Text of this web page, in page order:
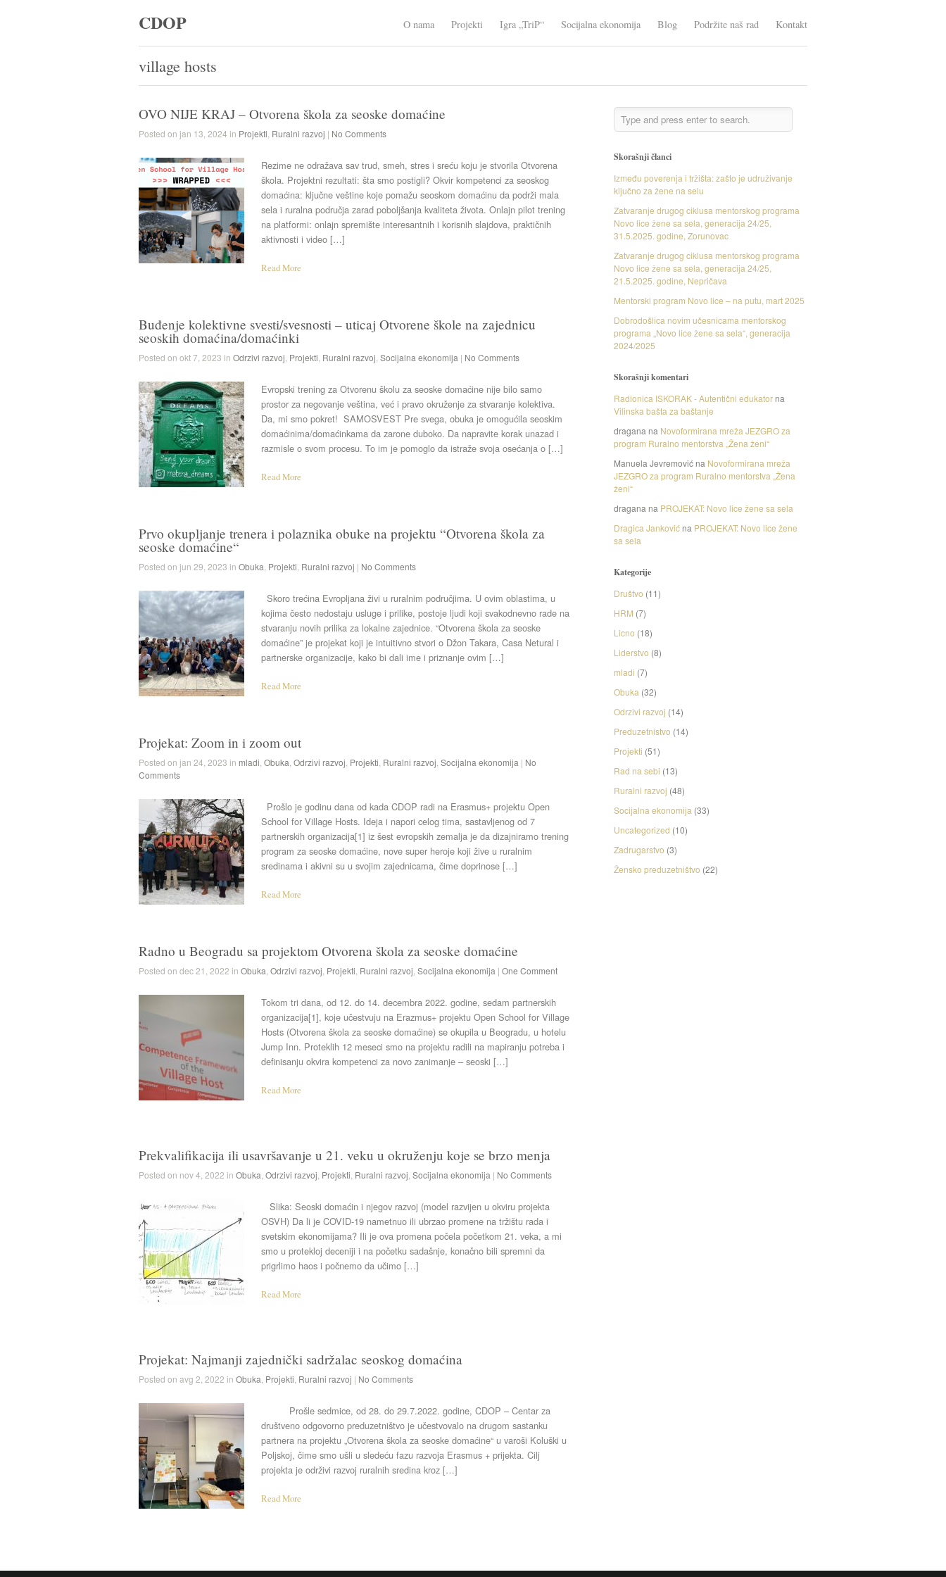
CDOP O nama Projekti Igra „TriP“ Socijalna ekonomija Blog Podržite naš rad Kontakt
village hosts
OVO NIJE KRAJ – Otvorena škola za seoske domaćine
Posted on jan 13, 2024 in Projekti Ruralni razvoj | No Comments
Rezime ne odražava sav trud, smeh, stres i sreću koju je stvorila Otvorena
škola. Projektni rezultati: šta smo postigli? Okvir kompetenci za seoskog
domaćina: ključne veštine koje pomažu seoskom domaćinu da podrži mala
sela i ruralna područja zarad poboljšanja kvaliteta života. Onlajn pilot trening
na platformi: onlajn spremište interesantnih i korisnih slajdova, praktičnih
aktivnosti i video […]
Read More
Buđenje kolektivne svesti/svesnosti – uticaj Otvorene škole na zajednicu
seoskih domaćina/domaćinki
Posted on okt 7, 2023 in Odrzivi razvoj Projekti Ruralni razvoj Socijalna ekonomija | No Comments
Evropski trening za Otvorenu školu za seoske domaćine nije bilo samo
prostor za negovanje veština, već i pravo okruženje za stvaranje kolektiva.
Da, mi smo pokret! SAMOSVEST Pre svega, obuka je omogućila seoskim
domaćinima/domaćinkama da zarone duboko. Da napravite korak unazad i
razmisle o svom procesu. To im je pomoglo da istraže svoja osećanja o […]
Read More
Prvo okupljanje trenera i polaznika obuke na projektu “Otvorena škola za
seoske domaćine“
Posted on jun 29, 2023 in Obuka Projekti Ruralni razvoj | No Comments
Skoro trećina Evropljana živi u ruralnim područjima. U ovim oblastima, u
kojima često nedostaju usluge i prilike, postoje ljudi koji svakodnevno rade na
stvaranju novih prilika za lokalne zajednice. “Otvorena škola za seoske
domaćine” je projekat koji je intuitivno stvori o Džon Takara, Casa Netural i
partnerske organizacije, kako bi dali ime i priznanje ovim […]
Read More
Projekat: Zoom in i zoom out
Posted on jan 24, 2023 in mladi Obuka Odrzivi razvoj Projekti Ruralni razvoj Socijalna ekonomija | No
Comments
Prošlo je godinu dana od kada CDOP radi na Erasmus+ projektu Open
School for Village Hosts. Ideja i napori celog tima, sastavljenog od 7
partnerskih organizacija[1] iz šest evropskih zemalja je da dizajniramo trening
program za seoske domaćine, nove super heroje koji žive u ruralnim
sredinama i akivni su u svojim zajednicama, čime doprinose […]
Read More
Radno u Beogradu sa projektom Otvorena škola za seoske domaćine
Posted on dec 21, 2022 in Obuka Odrzivi razvoj Projekti Ruralni razvoj Socijalna ekonomija | One Comment
Tokom tri dana, od 12. do 14. decembra 2022. godine, sedam partnerskih
organizacija[1], koje učestvuju na Erazmus+ projektu Open School for Village
Hosts (Otvorena škola za seoske domaćine) se okupila u Beogradu, u hotelu
Jump Inn. Proteklih 12 meseci smo na projektu radili na mapiranju potreba i
definisanju okvira kompetenci za novo zanimanje – seoski […]
Read More
Prekvalifikacija ili usavršavanje u 21. veku u okruženju koje se brzo menja
Posted on nov 4, 2022 in Obuka Odrzivi razvoj Projekti Ruralni razvoj Socijalna ekonomija | No Comments
Slika: Seoski domaćin i njegov razvoj (model razvijen u okviru projekta
OSVH) Da li je COVID-19 nametnuo ili ubrzao promene na tržištu rada i
svetskim ekonomijama? Ili je ova promena počela početkom 21. veka, a mi
smo u protekloj deceniji i na početku sadašnje, konačno bili spremni da
prigrlimo haos i počnemo da učimo […]
Read More
Projekat: Najmanji zajednički sadržalac seoskog domaćina
Posted on avg 2, 2022 in Obuka Projekti Ruralni razvoj | No Comments
Prošle sedmice, od 28. do 29.7.2022. godine, CDOP – Centar za
društveno odgovorno preduzetništvo je učestvovalo na drugom sastanku
partnera na projektu „Otvorena škola za seoske domaćine“ u varoši Koluški u
Poljskoj, čime smo ušli u sledeću fazu razvoja Erasmus + prijekta. Cilj
projekta je održivi razvoj ruralnih sredina kroz […]
Read More
Skorašnji članci
Između poverenja i tržišta: zašto je udruživanje
ključno za žene na selu
Zatvaranje drugog ciklusa mentorskog programa
Novo lice žene sa sela, generacija 24/25,
31.5.2025. godine, Zorunovac
Zatvaranje drugog ciklusa mentorskog programa
Novo lice žene sa sela, generacija 24/25,
21.5.2025. godine, Nepričava
Mentorski program Novo lice – na putu, mart 2025
Dobrodošlica novim učesnicama mentorskog
programa „Novo lice žene sa sela“, generacija
2024/2025
Skorašnji komentari
Radionica ISKORAK - Autentični edukator na
Vilinska bašta za baštanje
dragana na Novoformirana mreža JEZGRO za
program Ruralno mentorstva „Žena ženi“
Manuela Jevremović na Novoformirana mreža
JEZGRO za program Ruralno mentorstva „Žena
ženi“
dragana na PROJEKAT: Novo lice žene sa sela
Dragica Janković na PROJEKAT: Novo lice žene
sa sela
Kategorije
Društvo (11)
HRM (7)
Licno (18)
Liderstvo (8)
mladi (7)
Obuka (32)
Odrzivi razvoj (14)
Preduzetnistvo (14)
Projekti (51)
Rad na sebi (13)
Ruralni razvoj (48)
Socijalna ekonomija (33)
Uncategorized (10)
Zadrugarstvo (3)
Žensko preduzetništvo (22)